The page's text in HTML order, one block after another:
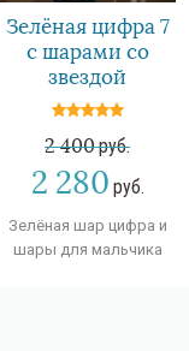
Зелёная цифра 7
с шарами со
звездой
2 280 руб.
2 400руб.
Зелёная шар цифра и
шары для мальчика